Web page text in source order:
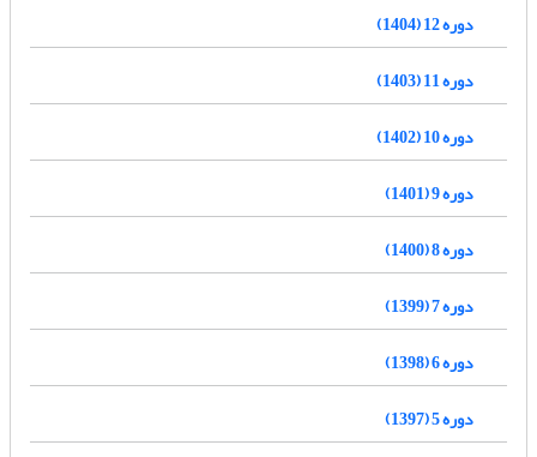
دوره 12 (1404)
دوره 11 (1403)
دوره 10 (1402)
دوره 9 (1401)
دوره 8 (1400)
دوره 7 (1399)
دوره 6 (1398)
دوره 5 (1397)